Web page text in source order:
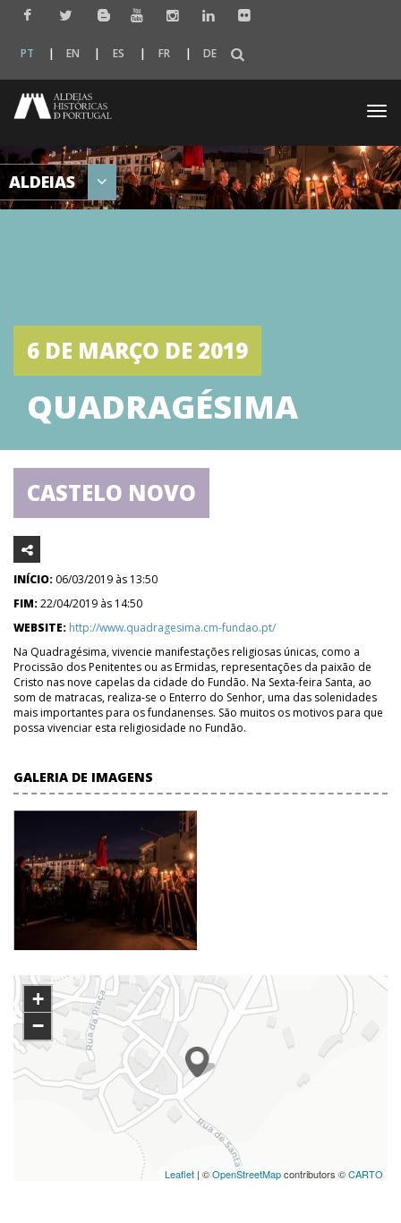
PT EN ES FR DE
ALDEIAS
6 DE MARÇO DE 2019
QUADRAGÉSIMA
CASTELO NOVO
INÍCIO: 06/03/2019 às 13:50
FIM:22/04/2019 às 14:50
WEBSITE: http://www.quadragesima.cm-fundao.pt/
Na Quadragésima, vivencie manifestações religiosas únicas, como a
Procissão dos Penitentes ou as Ermidas, representações da paixão de
Cristo nas nove capelas da cidade do Fundão. Na Sexta-feira Santa, ao
som de matracas, realiza-se o Enterro do Senhor, uma das solenidades
mais importantes para os fundanenses. São muitos os motivos para que
possa vivenciar esta religiosidade no Fundão.
GALERIA DE IMAGENS
+
−
Leaflet | ©OpenStreetMapcontributors ©CARTO